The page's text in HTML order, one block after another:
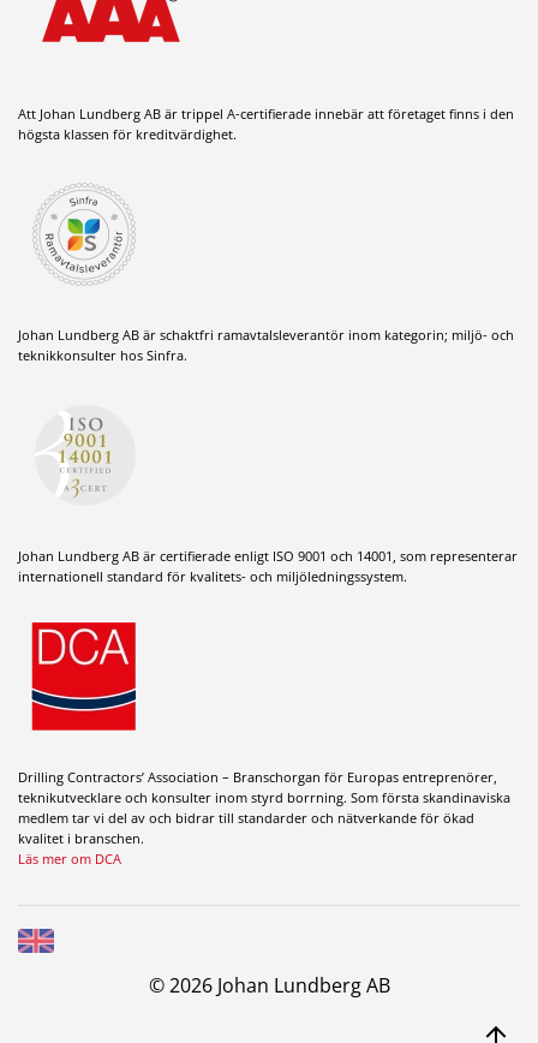
Att Johan Lundberg AB är trippel A-certifierade innebär att företaget finns i den
högsta klassen för kreditvärdighet.
Johan Lundberg AB är schaktfri ramavtalsleverantör inom kategorin; miljö- och
teknikkonsulter hos Sinfra.
Johan Lundberg AB är certifierade enligt ISO 9001 och 14001, som representerar
internationell standard för kvalitets- och miljöledningssystem.
Drilling Contractors’ Association – Branschorgan för Europas entreprenörer,
teknikutvecklare och konsulter inom styrd borrning. Som första skandinaviska
medlem tar vi del av och bidrar till standarder och nätverkande för ökad
kvalitet i branschen.
Läs mer om DCA
© 2026 Johan Lundberg AB